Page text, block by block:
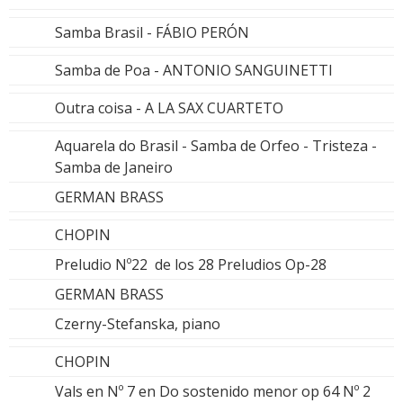
Samba Brasil - FÁBIO PERÓN
Samba de Poa - ANTONIO SANGUINETTI
Outra coisa - A LA SAX CUARTETO
Aquarela do Brasil - Samba de Orfeo - Tristeza -
Samba de Janeiro
GERMAN BRASS
CHOPIN
Preludio Nº22 de los 28 Preludios Op-28
GERMAN BRASS
Czerny-Stefanska, piano
CHOPIN
Vals en Nº 7 en Do sostenido menor op 64 Nº 2